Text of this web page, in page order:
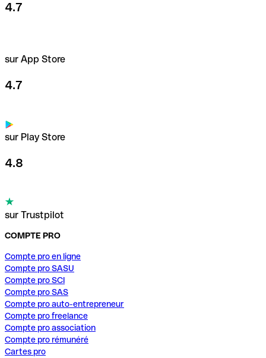
4.7
sur App Store
4.7
sur Play Store
4.8
sur Trustpilot
COMPTE PRO
Compte pro en ligne
Compte pro SASU
Compte pro SCI
Compte pro SAS
Compte pro auto-entrepreneur
Compte pro freelance
Compte pro association
Compte pro rémunéré
Cartes pro